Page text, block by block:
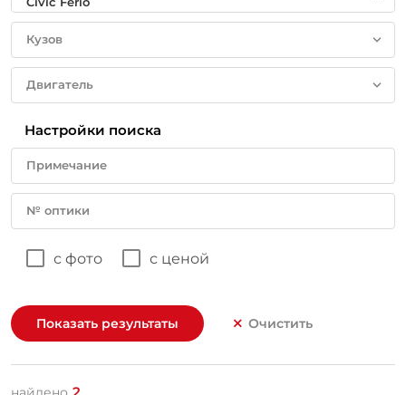
Кузов
Двигатель
Настройки поиска
Примечание
№ оптики
с фото с ценой
Показать результаты Очистить